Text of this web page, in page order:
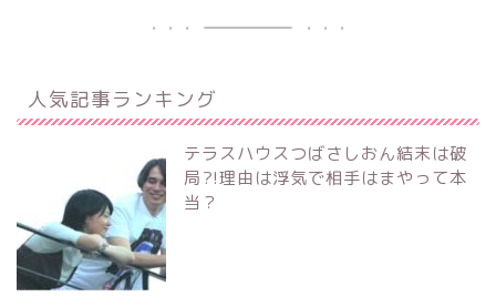
人気記事ランキング
テラスハウスつばさしおん結末は破
局?!理由は浮気で相手はまやって本
当？